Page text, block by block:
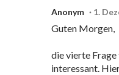
Anonym 1.
Guten Morgen,
die vierte Frage
interessant.